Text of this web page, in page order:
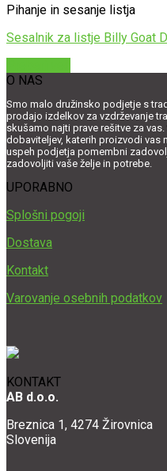
Pihanje in sesanje listja
Sesalnik za listje Billy Goat
O NAS
Smo malo družinsko podjetje s
prodajo izdelkov za vzdrževanje
skušamo najti prave rešitve za
dobaviteljev, katerih proizvodi vas
uspeh podjetja pomembni
zadovoljiti vaše želje in potrebe.
UPORABNO
Splošni pogoji
Dostava
Kontakt
Varovanje osebnih podatkov
KONTAKT
AB d.o.o.
Breznica 1, 4274 Žirovnica
Slovenija